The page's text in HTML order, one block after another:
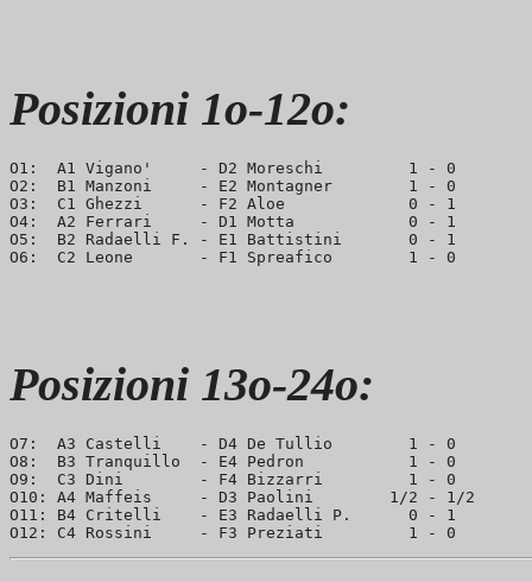
Posizioni 1o-12o:
O1:  A1 Vigano'     - D2 Moreschi         1 - 0
O2:  B1 Manzoni     - E2 Montagner        1 - 0
O3:  C1 Ghezzi      - F2 Aloe             0 - 1
O4:  A2 Ferrari     - D1 Motta            0 - 1
O5:  B2 Radaelli F. - E1 Battistini       0 - 1
Posizioni 13o-24o:
O7:  A3 Castelli    - D4 De Tullio        1 - 0
O8:  B3 Tranquillo  - E4 Pedron           1 - 0
O9:  C3 Dini        - F4 Bizzarri         1 - 0
O10: A4 Maffeis     - D3 Paolini        1/2 - 1/2
O11: B4 Critelli    - E3 Radaelli P.      0 - 1